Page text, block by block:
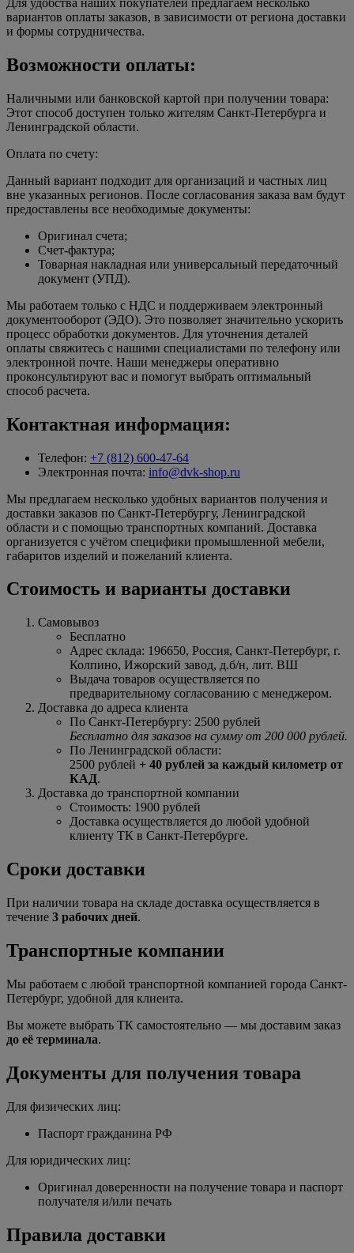
вариантов оплаты заказов, в зависимости от региона доставки
и формы сотрудничества.
Возможности оплаты:
Наличными или банковской картой при получении товара:
Этот способ доступен только жителям Санкт-Петербурга и
Ленинградской области.
Оплата по счету:
Данный вариант подходит для организаций и частных лиц
вне указанных регионов. После согласования заказа вам будут
предоставлены все необходимые документы:
Оригинал счета;
Счет-фактура;
Товарная накладная или универсальный передаточный
документ (УПД).
Мы работаем только с НДС и поддерживаем электронный
документооборот (ЭДО). Это позволяет значительно ускорить
процесс обработки документов. Для уточнения деталей
оплаты свяжитесь с нашими специалистами по телефону или
электронной почте. Наши менеджеры оперативно
проконсультируют вас и помогут выбрать оптимальный
способ расчета.
Контактная информация:
Телефон: +7 (812) 600-47-64
Электронная почта: info@dvk-shop.ru
Мы предлагаем несколько удобных вариантов получения и
доставки заказов по Санкт-Петербургу, Ленинградской
области и с помощью транспортных компаний. Доставка
организуется с учётом специфики промышленной мебели,
габаритов изделий и пожеланий клиента.
Стоимость и варианты доставки
Самовывоз
Бесплатно
Адрес склада: 196650, Россия, Санкт-Петербург, г.
Колпино, Ижорский завод, д.б/н, лит. ВШ
Выдача товаров осуществляется по
предварительному согласованию с менеджером.
Доставка до адреса клиента
По Санкт-Петербургу: 2500 рублей
Бесплатно для заказов на сумму от 200 000 рублей.
По Ленинградской области:
2500 рублей + 40 рублей за каждый километр от
КАД.
Доставка до транспортной компании
Стоимость: 1900 рублей
Доставка осуществляется до любой удобной
клиенту ТК в Санкт-Петербурге.
Сроки доставки
При наличии товара на складе доставка осуществляется в
течение 3 рабочих дней.
Транспортные компании
Мы работаем с любой транспортной компанией города Санкт-
Петербург, удобной для клиента.
Вы можете выбрать ТК самостоятельно — мы доставим заказ
до её терминала.
Документы для получения товара
Для физических лиц:
Паспорт гражданина РФ
Для юридических лиц:
Оригинал доверенности на получение товара и паспорт
получателя и/или печать
Правила доставки